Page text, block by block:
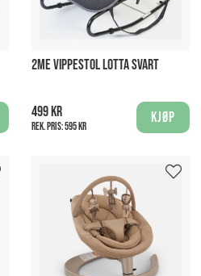
2ME VIPPESTOL LOTTA SVART
499 kr
Rek. pris:595 kr
Kjøp